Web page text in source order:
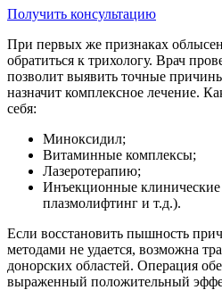
Получить консультацию
При первых же признаках
обратиться к трихологу. Врач
позволит выявить точные
назначит комплексное лечение.
себя:
Миноксидил;
Витаминные комплексы;
Лазеротерапию;
Инъекционные
плазмолифтинг и т.д.).
Если восстановить пышность
методами не удается, возможна
донорских областей. Операция
выраженный положительный